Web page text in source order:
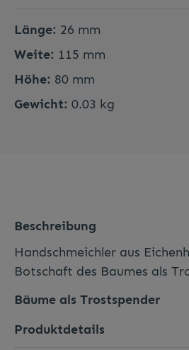
Länge: 26 mm
Weite: 115 mm
Höhe: 80 mm
Gewicht: 0.03 kg
Beschreibung
Handschmeichler aus
Botschaft des Baumes als
Bäume als Trostspender
Produktdetails